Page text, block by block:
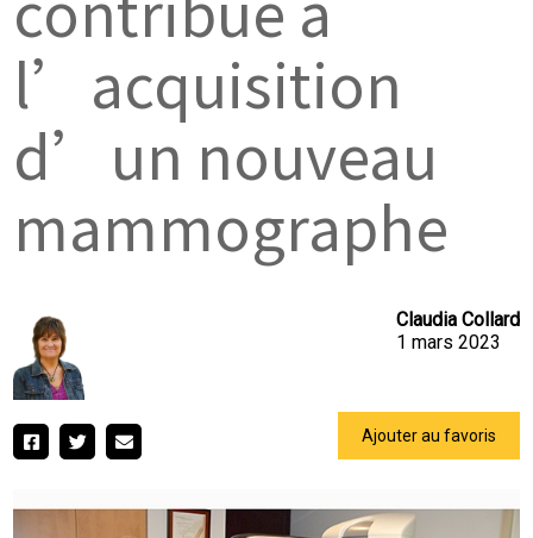
l’acquisition
d’un nouveau
mammographe
Claudia Collard
1 mars 2023
Ajouter au favoris